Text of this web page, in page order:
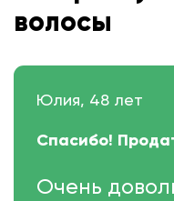
волосы
Юлия, 48 лет
Спасибо!
Очень